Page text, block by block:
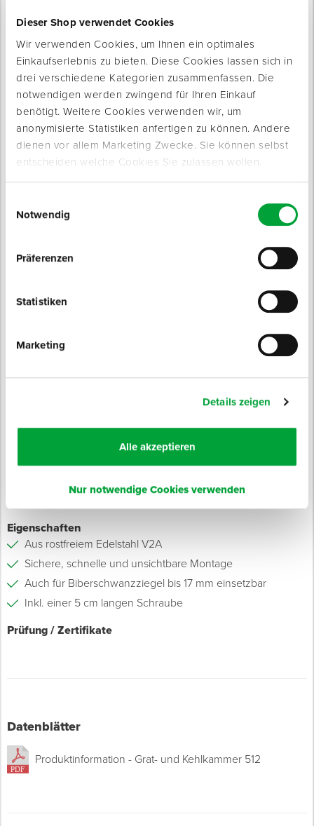
Dieser Shop verwendet Cookies
Wir verwenden Cookies, um Ihnen ein optimales
Einkaufserlebnis zu bieten. Diese Cookies lassen sich in
drei verschiedene Kategorien zusammenfassen. Die
notwendigen werden zwingend für Ihren Einkauf
benötigt. Weitere Cookies verwenden wir, um
anonymisierte Statistiken anfertigen zu können. Andere
dienen vor allem Marketing Zwecke. Sie können selbst
entscheiden welche Cookies Sie zulassen wollen.
Notwendig
Präferenzen
Statistiken
Marketing
Details zeigen
Alle akzeptieren
Nur notwendige Cookies verwenden
Produkte werden geladen ...
Zur regelkonformen Fixierung von geschnittenen
aufgeschlagen, dadurch verankern sich die federnden Krallen.
Die Montage erfolgt durch eine Verschraubung an der
Eigenschaften
Aus rostfreiem Edelstahl V2A
Sichere, schnelle und unsichtbare Montage
Auch für Biberschwanzziegel bis 17 mm einsetzbar
Inkl. einer 5 cm langen Schraube
Prüfung / Zertifikate
Datenblätter
Produktinformation - Grat- und Kehlkammer 512